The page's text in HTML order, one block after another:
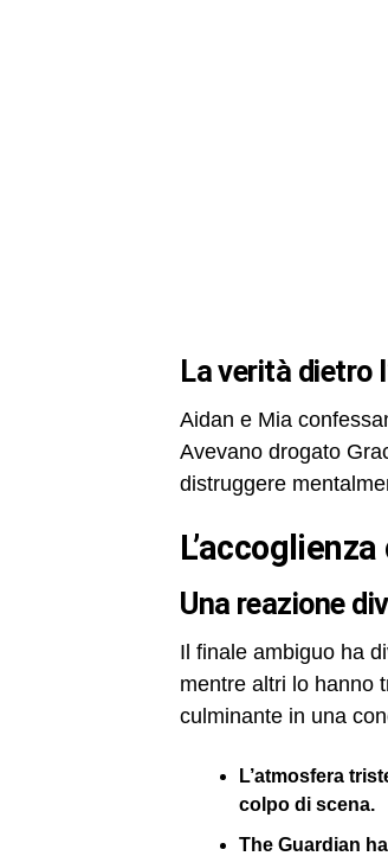
la verità dietro
Aidan e Mia
Avevano drogato
distruggere
una reazione
Il finale ambiguo ha
mentre altri lo hanno
culminante in una
L’atmosfera
colpo di scena.
The Guardian